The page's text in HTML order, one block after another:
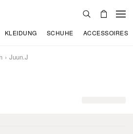
KLEIDUNG SCHUHE ACCESSOIRES
Juun.J